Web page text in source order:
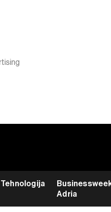
Tehnologija
Adria